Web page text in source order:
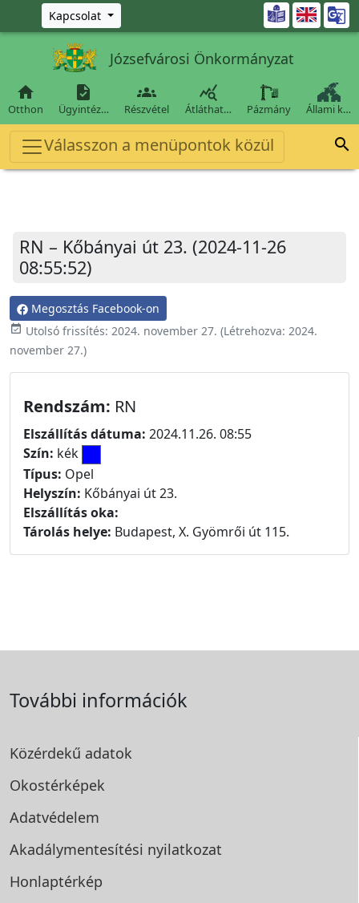
Ugrás a fő tartalomra
Kapcsolat 
Józsefvárosi Önkormányzat

Otthon

Ügyintéz…

Részvétel

Átláthat… Pázmány Állami k…
Válasszon a menüpontok közül 
RN – Kőbányai út 23. (2024-11-26
08:55:52)
Megosztás Facebook-on
event_available Utolsó frissítés: 2024. november 27. (Létrehozva: 2024.
november 27.)
Rendszám: RN
Elszállítás dátuma: 2024.11.26. 08:55
Szín: kék
Típus: Opel
Helyszín: Kőbányai út 23.
Elszállítás oka:
Tárolás helye: Budapest, X. Gyömrői út 115.
További információk
Közérdekű adatok
Okostérképek
Adatvédelem
Akadálymentesítési nyilatkozat
Honlaptérkép